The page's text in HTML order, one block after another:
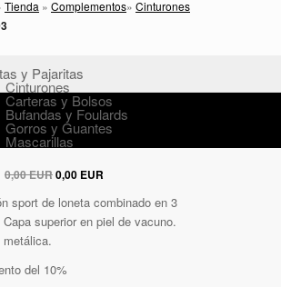
Tienda » Complementos» Cinturones
y Pajaritas
Cinturones
Carteras y Bolsos
Bufandas y Foulards
Gorros y Guantes
Mascarillas
0,00 EUR0,00 EUR
sport de loneta combinado en 3
superior en piel de vacuno.
metálica.
del 10%